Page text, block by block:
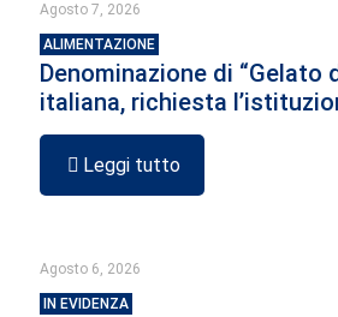
Agosto 7, 2026
ALIMENTAZIONE
Denominazione di “Gelato
italiana, richiesta
Leggi tutto
Agosto 6, 2026
IN EVIDENZA